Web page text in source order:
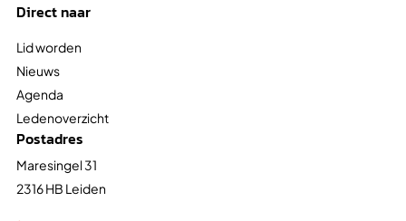
Direct naar
Lid worden
Nieuws
Agenda
Ledenoverzicht
Postadres
Maresingel 31
2316 HB Leiden